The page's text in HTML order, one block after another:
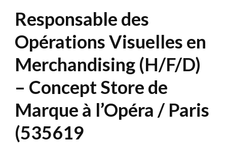
Responsable des
Opérations Visuelles en
Merchandising (H/F/D)
– Concept Store de
Marque à l’Opéra / Paris
(535619